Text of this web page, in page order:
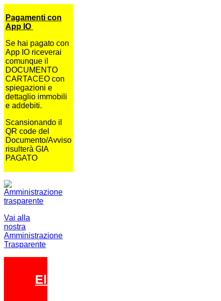
Pagamenti con
App IO
Se hai pagato con
App IO riceverai
comunque il
DOCUMENTO
CARTACEO con
spiegazioni e
dettaglio immobili
e addebiti.
Scansionando il
QR code del
Documento/Avviso
risulterà GIA
PAGATO
Vai alla
nostra
Amministrazione
Trasparente
Elezioni 2026